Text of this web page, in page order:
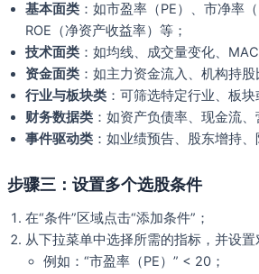
基本面类 ：如市盈率（PE）、市净率
ROE（净资产收益率）等；
技术面类 ：如均线、成交量变化、
资金面类 ：如主力资金流入、机构持股
行业与板块类 ：可筛选特定行业、板块
财务数据类 ：如资产负债率、现金流、
事件驱动类 ：如业绩预告、股东增持、
步骤三：设置多个选股条件
在“条件”区域点击“添加条件”；
从下拉菜单中选择所需的指标，并设置
例如：“市盈率（PE）” < 20；